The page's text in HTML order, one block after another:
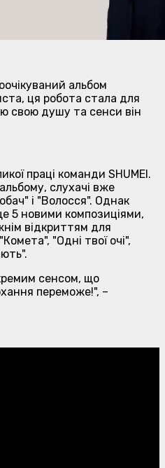
альбом
ця робота стала для
свою душу та сенси він
праці команди SHUMEI.
слухачі вже
і "Волосся". Однак
5 новими композиціями,
відкриттям для
"Одні твої очі",
сенсом, що
переможе!", –